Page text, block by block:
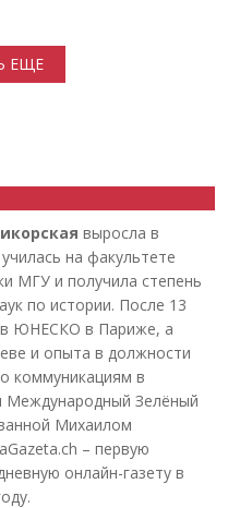
ЕЩЕ
выросла в
на факультете
МГУ и получила степень
по истории. После 13
ЮНЕСКО в Париже, а
и опыта в должности
коммуникациям в
Международный Зелёный
Михаилом
– первую
онлайн-газету в